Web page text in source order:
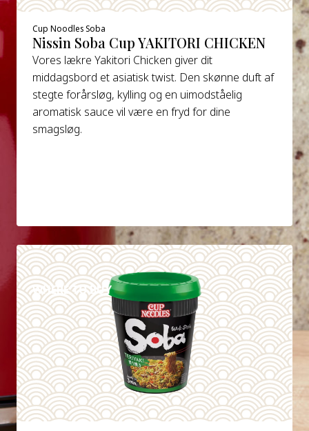
Cup Noodles Soba
Nissin Soba Cup YAKITORI CHICKEN
Vores lækre Yakitori Chicken giver dit
middagsbord et asiatisk twist. Den skønne duft af
stegte forårsløg, kylling og en uimodståelig
aromatisk sauce vil være en fryd for dine
smagsløg.
WHERE TO BUY
DETAILS